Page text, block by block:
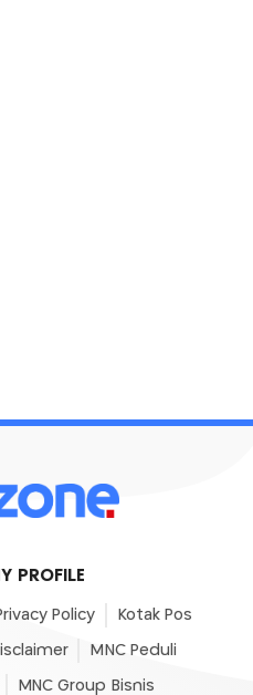
PROFILE
Policy Kotak Pos
MNC Peduli
MNC Group Bisnis